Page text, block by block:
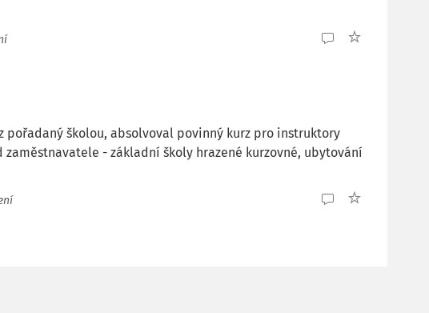
školou, absolvoval povinný kurz pro instruktory
- základní školy hrazené kurzovné, ubytování